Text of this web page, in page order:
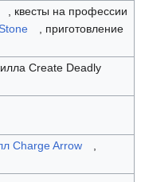
, квесты на профессии
, приготовление
Create Deadly
Charge Arrow
,